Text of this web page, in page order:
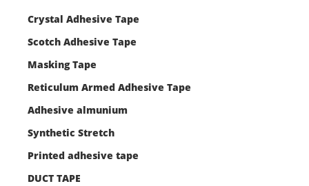
Crystal Adhesive Tape
Scotch Adhesive Tape
Masking Tape
Reticulum Armed Adhesive Tape
Adhesive almunium
Synthetic Stretch
Printed adhesive tape
DUCT TAPE